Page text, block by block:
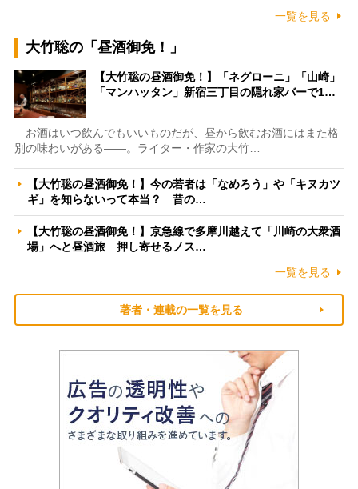
一覧を見る
大竹聡の「昼酒御免！」
【大竹聡の昼酒御免！】「ネグローニ」「山崎」
「マンハッタン」新宿三丁目の隠れ家バーで1…
お酒はいつ飲んでもいいものだが、昼から飲むお酒にはまた格
別の味わいがある――。ライター・作家の大竹…
【大竹聡の昼酒御免！】今の若者は「なめろう」や「キヌカツ
ギ」を知らないって本当？ 昔の…
【大竹聡の昼酒御免！】京急線で多摩川越えて「川崎の大衆酒
場」へと昼酒旅 押し寄せるノス…
一覧を見る
著者・連載の一覧を見る